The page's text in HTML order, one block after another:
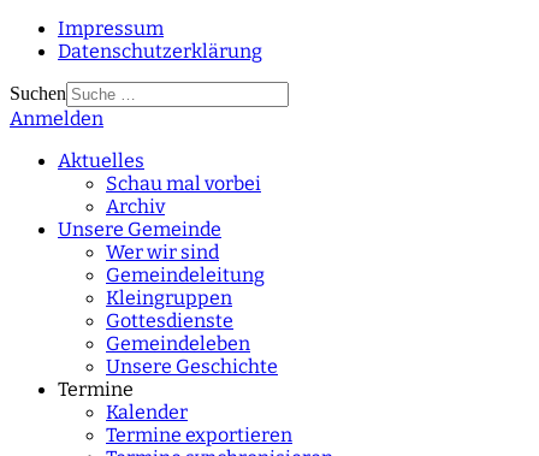
Impressum
Datenschutzerklärung
Suchen
Type 2 or more
Anmelden
Aktuelles
Schau mal vorbei
Archiv
Unsere Gemeinde
Wer wir sind
Gemeindeleitung
Kleingruppen
Gottesdienste
Gemeindeleben
Unsere Geschichte
Termine
Kalender
Termine exportieren